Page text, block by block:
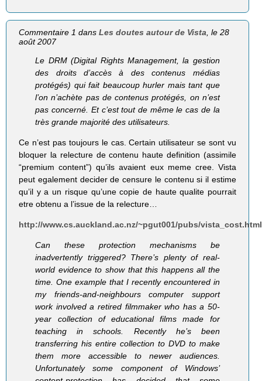
Commentaire 1 dansLes doutes autour de Vista , le 28
août 2007
Le DRM (Digital Rights Management, la gestion
des droits d’accès à des contenus médias
protégés) qui fait beaucoup hurler mais tant que
l’on n’achète pas de contenus protégés, on n’est
pas concerné. Et c’est tout de même le cas de la
très grande majorité des utilisateurs.
Ce n’est pas toujours le cas. Certain utilisateur se sont vu
bloquer la relecture de contenu haute definition (assimile
“premium content”) qu’ils avaient eux meme cree. Vista
peut egalement decider de censure le contenu si il estime
qu’il y a un risque qu’une copie de haute qualite pourrait
etre obtenu a l’issue de la relecture…
http://www.cs.auckland.ac.nz/~pgut001/pubs/vista_cost.html
Can these protection mechanisms be
inadvertently triggered? There’s plenty of real-
world evidence to show that this happens all the
time. One example that I recently encountered in
my friends-and-neighbours computer support
work involved a retired filmmaker who has a 50-
year collection of educational films made for
teaching in schools. Recently he’s been
transferring his entire collection to DVD to make
them more accessible to newer audiences.
Unfortunately some component of Windows’